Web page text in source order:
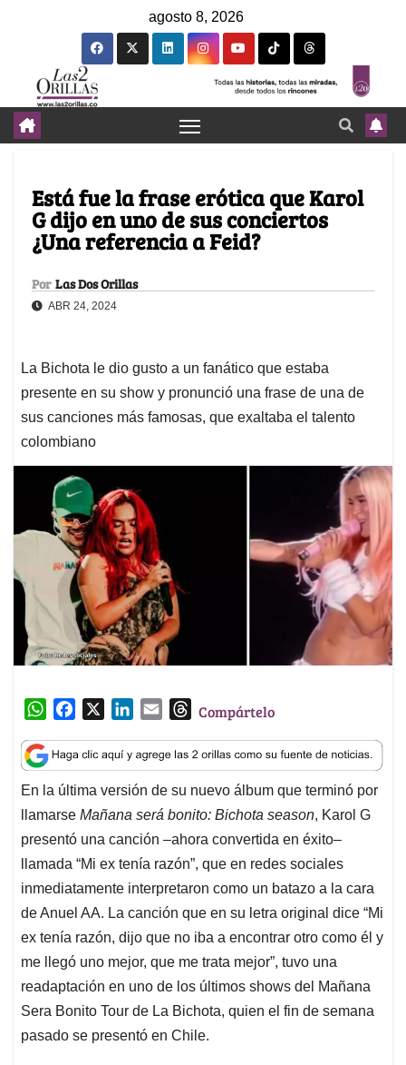
agosto 8, 2026
Está fue la frase erótica que Karol
G dijo en uno de sus conciertos
¿Una referencia a Feid?
Por Las Dos Orillas
ABR 24, 2024
La Bichota le dio gusto a un fanático que estaba
presente en su show y pronunció una frase de una de
sus canciones más famosas, que exaltaba el talento
colombiano
W
a
t
s
A
p
p
c
e
b
o
o
k
n
k
e
d
I
n
a
i
l
T
r
e
a
d
s
Compártelo
En la última versión de su nuevo álbum que terminó por
llamarse Mañana será bonito: Bichota season, Karol G
presentó una canción –ahora convertida en éxito–
llamada “Mi ex tenía razón”, que en redes sociales
inmediatamente interpretaron como un batazo a la cara
de Anuel AA. La canción que en su letra original dice “Mi
ex tenía razón, dijo que no iba a encontrar otro como él y
me llegó uno mejor, que me trata mejor”, tuvo una
readaptación en uno de los últimos shows del Mañana
Sera Bonito Tour de La Bichota, quien el fin de semana
pasado se presentó en Chile.